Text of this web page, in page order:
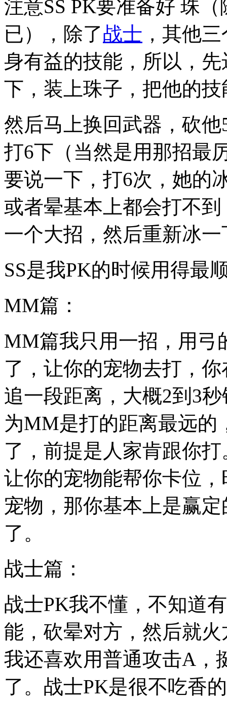
注意SS PK要准备好 珠
已），除了战士 ，其他
身有益的技能，所以，
下，装上珠子，把他的
然后马上换回武器，砍
打6下（当然是用那招最
要说一下，打6次，她的
或者晕基本上都会打不
一个大招，然后重新冰
SS是我PK的时候用得最
MM篇：
MM篇我只用一招，用弓
了，让你的宠物去打，
追一段距离，大概2到3
为MM是打的距离最远的
了，前提是人家肯跟你
让你的宠物能帮你卡位
宠物，那你基本上是赢
了。
战士篇：
战士PK我不懂，不知道
能，砍晕对方，然后就
我还喜欢用普通攻击A，
了。战士PK是很不吃香